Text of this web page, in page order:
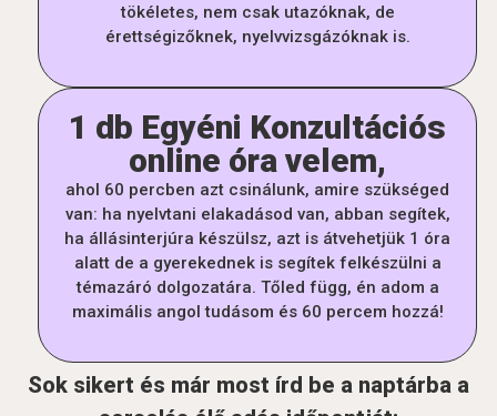
tökéletes, nem csak utazóknak, de
érettségizőknek, nyelvvizsgázóknak is.
1 db Egyéni Konzultációs
online óra velem,
ahol 60 percben azt csinálunk, amire szükséged
van: ha nyelvtani elakadásod van, abban segítek,
ha állásinterjúra készülsz, azt is átvehetjük 1 óra
alatt de a gyerekednek is segítek felkészülni a
témazáró dolgozatára. Tőled függ, én adom a
maximális angol tudásom és 60 percem hozzá!
Sok sikert és már most írd be a naptárba a